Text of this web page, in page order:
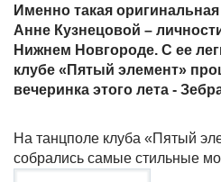
Именно такая
Анне Кузнецовой –
Нижнем Новгороде. С ее
клубе «Пятый элемент»
вечеринка этого лета -
На танцполе клуба «Пятый
собрались самые стильные